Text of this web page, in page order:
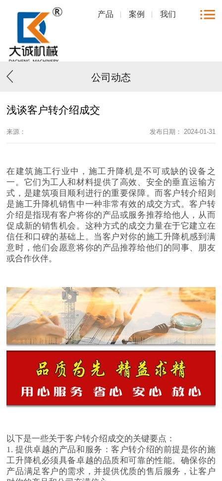
产品 案例 我们
公司动态
浅谈客户转介绍成交
来源： 发布日期： 2024-01-31
在建筑施工行业中，施工升降机是不可或缺的设备之
一。它们为工人和材料提供了高效、安全的垂直运输方
式，是建筑项目顺利进行的重要保障。而客户转介绍则
是施工升降机销售中一种非常有效的成交方式。客户转
介绍是指现有客户将你的产品或服务推荐给他人，从而
促成新的销售机会。这种方式的成交力量在于它建立在
信任和口碑的基础上。当客户对你的施工升降机感到满
意时，他们会愿意将你的产品推荐给他们的同事、朋友
或合作伙伴。
以下是一些关于客户转介绍成交的关键要点：
1. 提供卓越的产品和服务：客户转介绍的前提是你的施
工升降机必须具备卓越的品质和可靠的性能。确保你的
产品满足客户的需求，并提供优质的售后服务，让客户